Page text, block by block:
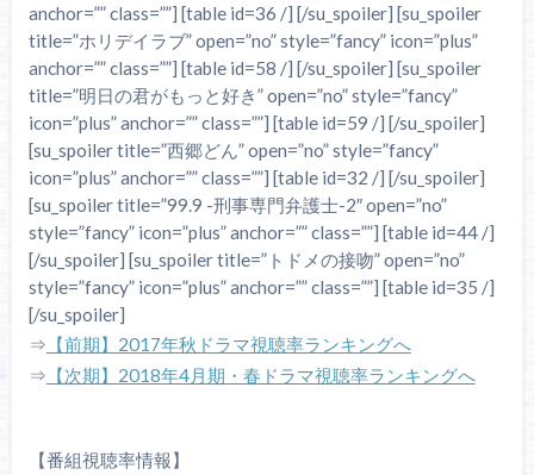
anchor=”” class=””] [table id=36 /] [/su_spoiler] [su_spoiler
title=”ホリデイラブ” open=”no” style=”fancy” icon=”plus”
anchor=”” class=””] [table id=58 /] [/su_spoiler] [su_spoiler
title=”明日の君がもっと好き” open=”no” style=”fancy”
icon=”plus” anchor=”” class=””] [table id=59 /] [/su_spoiler]
[su_spoiler title=”西郷どん” open=”no” style=”fancy”
icon=”plus” anchor=”” class=””] [table id=32 /] [/su_spoiler]
[su_spoiler title=”99.9 -刑事専門弁護士-2″ open=”no”
style=”fancy” icon=”plus” anchor=”” class=””] [table id=44 /]
[/su_spoiler] [su_spoiler title=”トドメの接吻” open=”no”
style=”fancy” icon=”plus” anchor=”” class=””] [table id=35 /]
[/su_spoiler]
⇒ 【前期】2017年秋ドラマ視聴率ランキングへ
⇒ 【次期】2018年4月期・春ドラマ視聴率ランキングへ
【番組視聴率情報】